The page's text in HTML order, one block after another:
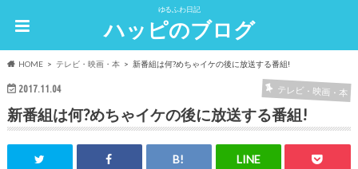
ゆるふわ日記
ハッピのブログ
HOME テレビ・映画・本 新番組は何?めちゃイケの後に放送する番組!
2017.11.04 テレビ・映画・本
新番組は何?めちゃイケの後に放送する番組!